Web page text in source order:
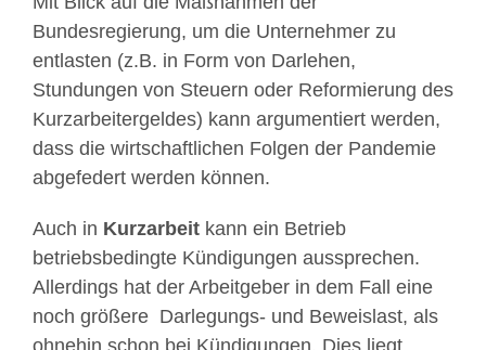
Bundesregierung, um die Unternehmer zu
entlasten (z.B. in Form von Darlehen,
Stundungen von Steuern oder Reformierung des
Kurzarbeitergeldes) kann argumentiert werden,
dass die wirtschaftlichen Folgen der Pandemie
abgefedert werden können.
Auch in Kurzarbeit kann ein Betrieb
betriebsbedingte Kündigungen aussprechen.
Allerdings hat der Arbeitgeber in dem Fall eine
noch größere Darlegungs- und Beweislast, als